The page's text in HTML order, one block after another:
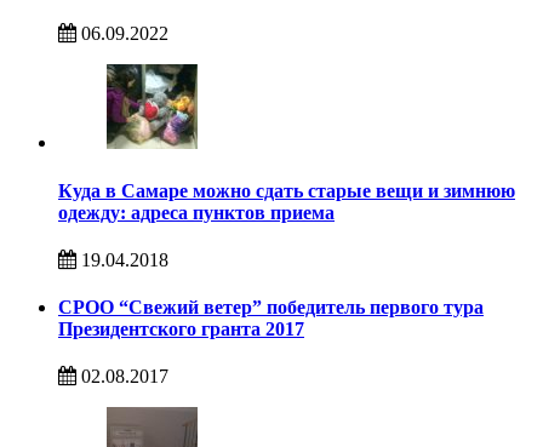
06.09.2022
Куда в Самаре можно сдать старые вещи и зимнюю
одежду: адреса пунктов приема
19.04.2018
СРОО “Свежий ветер” победитель первого тура
Президентского гранта 2017
02.08.2017